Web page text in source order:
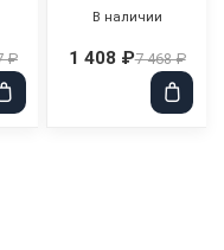
₽
В наличии
1 408 ₽7 468 ₽